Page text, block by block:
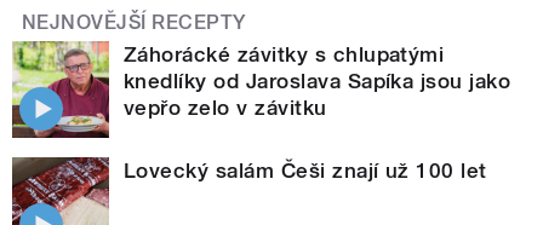
NEJNOVĚJŠÍ RECEPTY
Záhorácké závitky s chlupatými
knedlíky od Jaroslava Sapíka jsou jako
vepřo zelo v závitku
Lovecký salám Češi znají už 100 let